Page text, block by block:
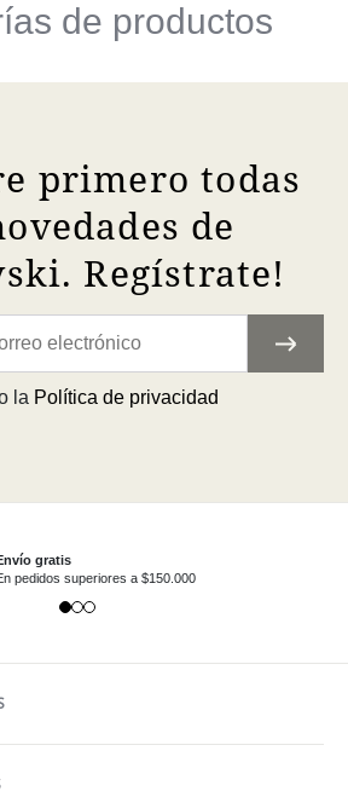
de productos
primero todas
de
Regístrate!
la Política de privacidad
gratis
pedidos superiores a $150.000